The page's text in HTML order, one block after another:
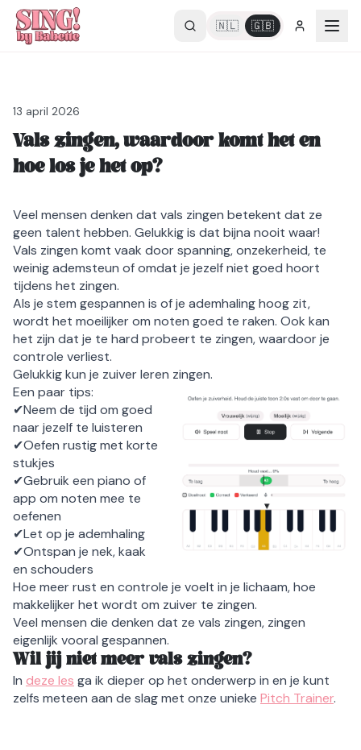
🇳🇱 🇬🇧
13 april 2026
Vals zingen, waardoor komt het en
hoe los je het op?
Veel mensen denken dat vals zingen betekent dat ze
geen talent hebben. Gelukkig is dat bijna nooit waar!
Vals zingen komt vaak door spanning, onzekerheid, te
weinig ademsteun of omdat je jezelf niet goed hoort
tijdens het zingen.
Als je stem gespannen is of je ademhaling hoog zit,
wordt het moeilijker om noten goed te raken. Ook kan
het zijn dat je te hard probeert te zingen, waardoor je
controle verliest.
Gelukkig kun je zuiver leren zingen.
Een paar tips:
✔Neem de tijd om goed
naar jezelf te luisteren
✔Oefen rustig met korte
stukjes
✔Gebruik een piano of
app om noten mee te
oefenen
✔Let op je ademhaling
✔Ontspan je nek, kaak
en schouders
Hoe meer rust en controle je voelt in je lichaam, hoe
makkelijker het wordt om zuiver te zingen.
Veel mensen die denken dat ze vals zingen, zingen
eigenlijk vooral gespannen.
Wil jij niet meer vals zingen?
In deze les ga ik dieper op het onderwerp in en je kunt
zelfs meteen aan de slag met onze unieke Pitch Trainer.